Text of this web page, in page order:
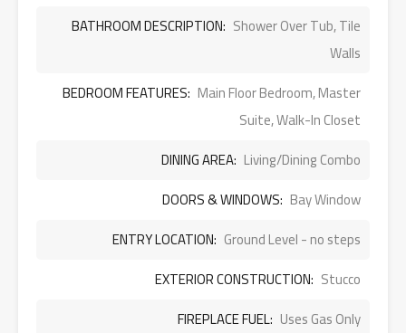
BATHROOM DESCRIPTION: Shower Over Tub, Tile
Walls
BEDROOM FEATURES: Main Floor Bedroom, Master
Suite, Walk-In Closet
DINING AREA: Living/Dining Combo
DOORS & WINDOWS: Bay Window
ENTRY LOCATION: Ground Level - no steps
EXTERIOR CONSTRUCTION: Stucco
FIREPLACE FUEL: Uses Gas Only